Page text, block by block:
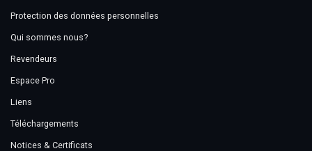
Protection des données personnelles
Qui sommes nous?
Revendeurs
Espace Pro
Liens
Téléchargements
Notices & Certificats